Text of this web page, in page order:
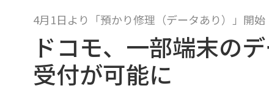
4月1日より「預かり修理（データあり）」開始
ドコモ、一部端末の
受付が可能に